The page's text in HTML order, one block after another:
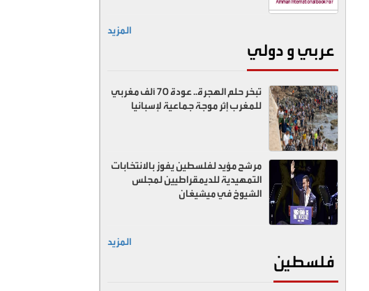
المزيد
عربي و دولي
تبخر حلم الهجرة.. عودة 70 ألف مغربي
للمغرب إثر موجة جماعية لإسبانيا
مرشح مؤيد لفلسطين يفوز بالانتخابات
التمهيدية للديمقراطيين لمجلس
الشيوخ في ميشيغان
المزيد
فلسطين